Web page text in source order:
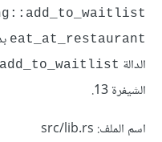
eat_at_restaurant
الدالة add_to_waitlist
الشيفرة 13.
اسم الملف: src/lib.rs